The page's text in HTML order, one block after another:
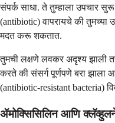
संपर्क साधा. ते तुम्हाला उपचार
(antibiotic) वापरायचे की तुमच्या
मदत करू शकतात.
तुमची लक्षणे लवकर अदृश्य झाली
करते की संसर्ग पूर्णपणे बरा झाला
(antibiotic-resistant bacteria)
ॲमोक्सिसिलिन आणि